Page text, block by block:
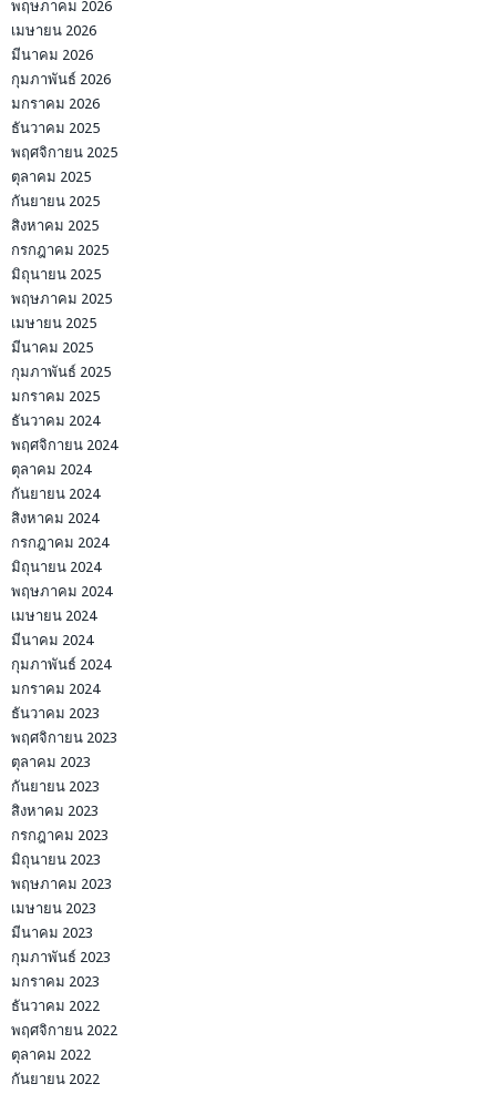
พฤษภาคม 2026
เมษายน 2026
มีนาคม 2026
กุมภาพันธ์ 2026
มกราคม 2026
ธันวาคม 2025
พฤศจิกายน 2025
ตุลาคม 2025
กันยายน 2025
สิงหาคม 2025
กรกฎาคม 2025
มิถุนายน 2025
พฤษภาคม 2025
เมษายน 2025
มีนาคม 2025
กุมภาพันธ์ 2025
มกราคม 2025
ธันวาคม 2024
พฤศจิกายน 2024
ตุลาคม 2024
กันยายน 2024
สิงหาคม 2024
กรกฎาคม 2024
มิถุนายน 2024
พฤษภาคม 2024
เมษายน 2024
มีนาคม 2024
กุมภาพันธ์ 2024
มกราคม 2024
ธันวาคม 2023
พฤศจิกายน 2023
ตุลาคม 2023
กันยายน 2023
สิงหาคม 2023
กรกฎาคม 2023
มิถุนายน 2023
พฤษภาคม 2023
เมษายน 2023
มีนาคม 2023
กุมภาพันธ์ 2023
มกราคม 2023
ธันวาคม 2022
พฤศจิกายน 2022
ตุลาคม 2022
กันยายน 2022